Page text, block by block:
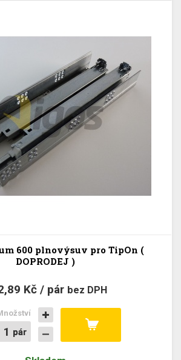
600 plnovýsuv pro TipOn (
DOPRODEJ )
Kč / pár bez DPH
pár
pár